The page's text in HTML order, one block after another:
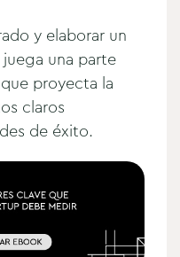
y elaborar un
una parte
proyecta la
claros
de éxito.